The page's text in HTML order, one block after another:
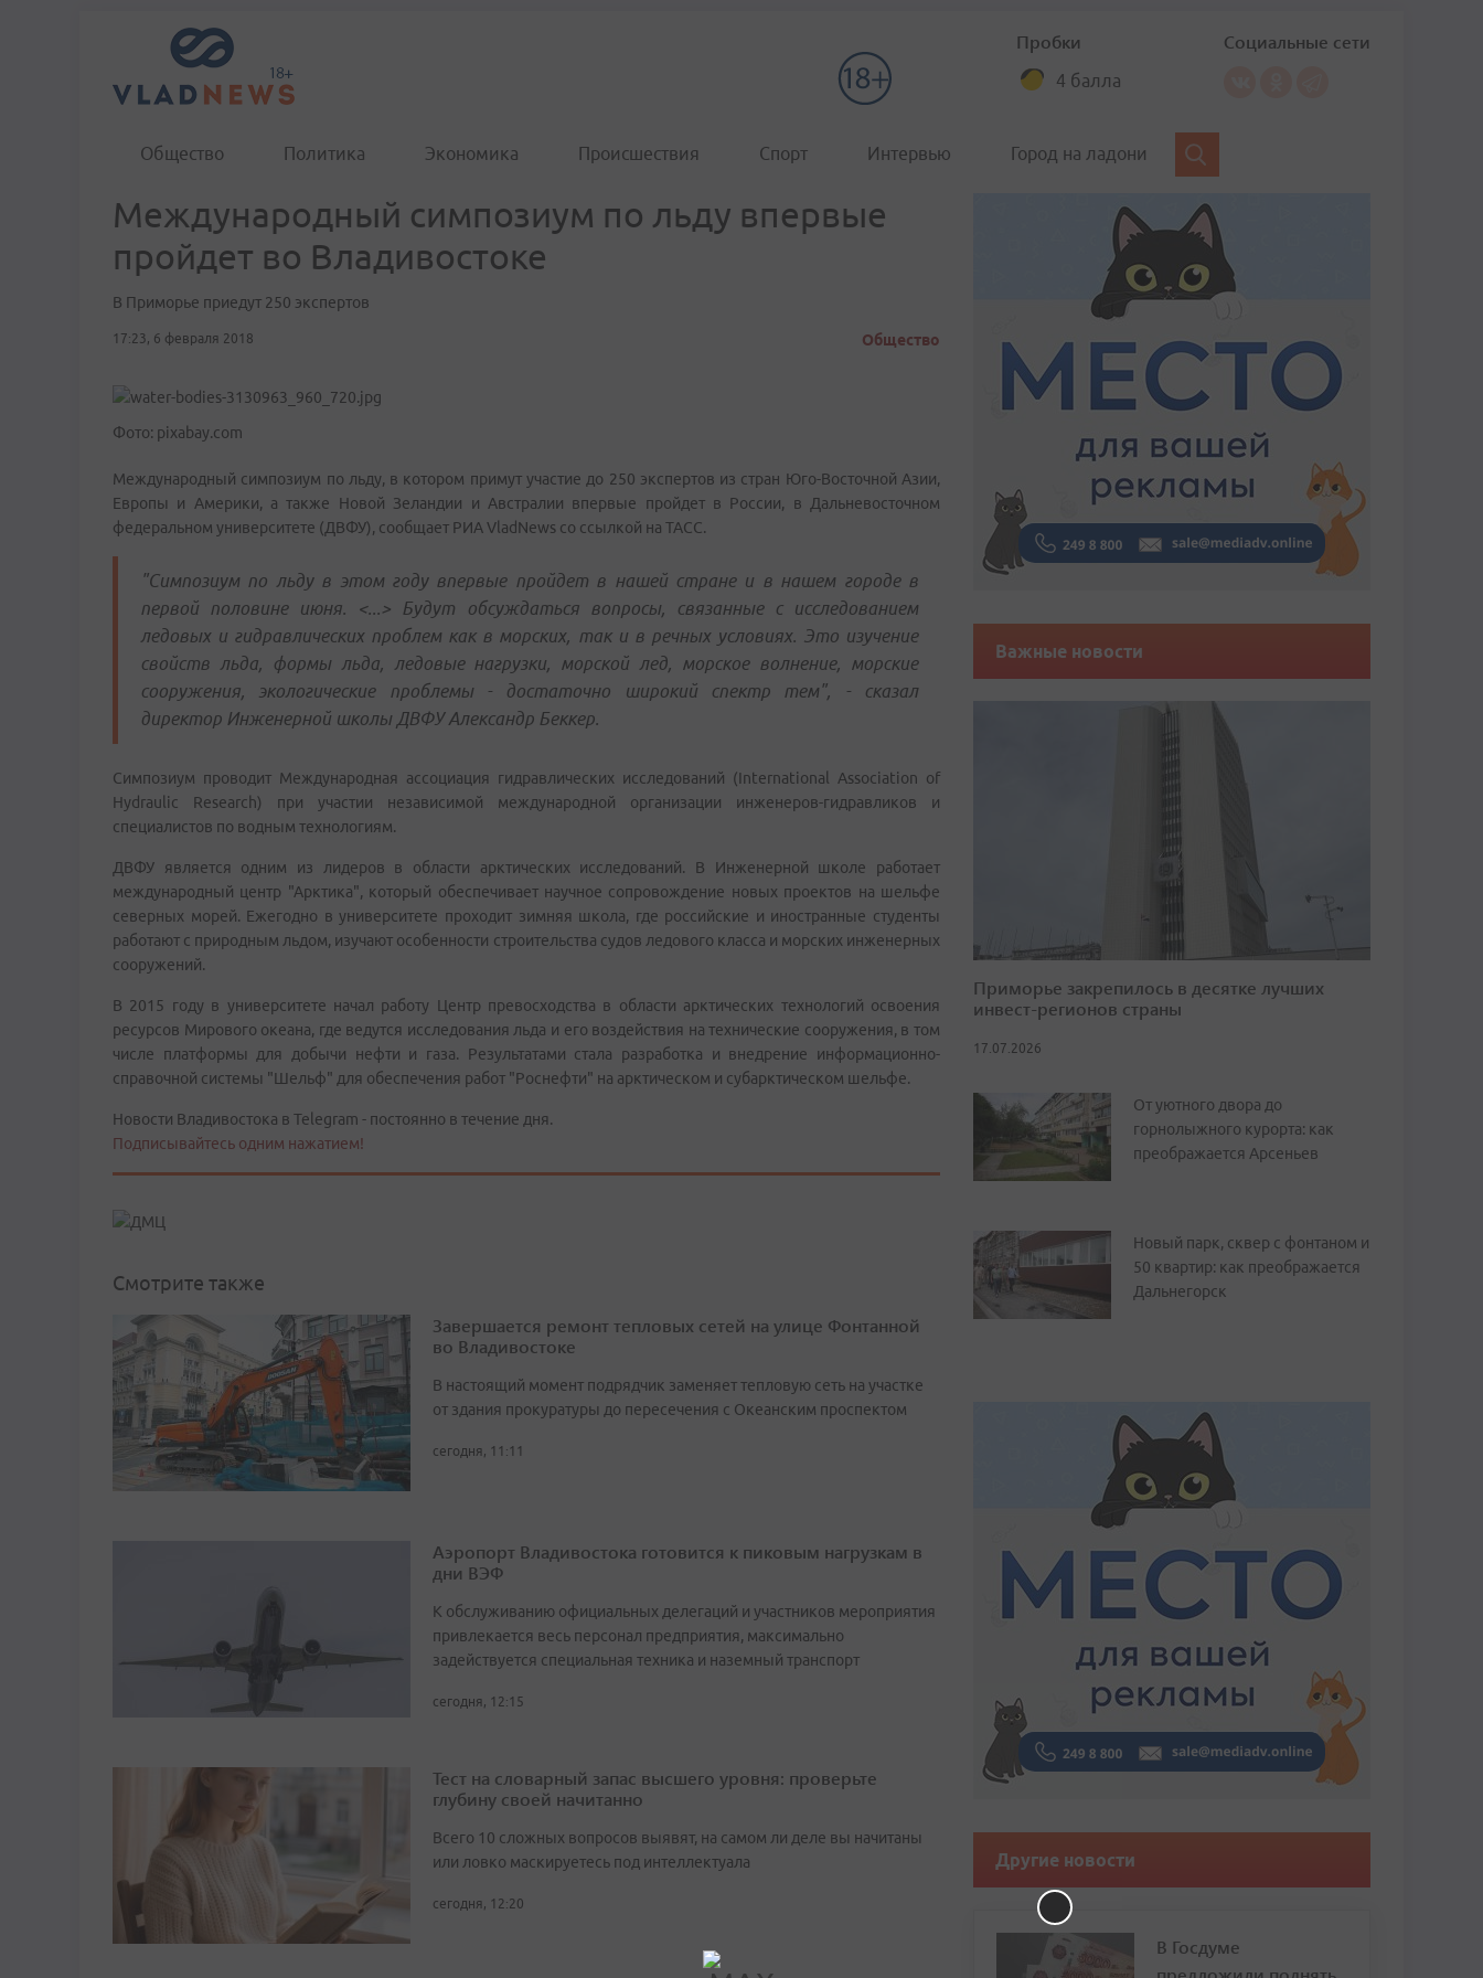
Пробки
4 балла
Социальные сети
Общество Политика Экономика Происшествия Спорт Интервью Город на ладони
Международный симпозиум по льду впервые
пройдет во Владивостоке
В Приморье приедут 250 экспертов
17:23, 6 февраля 2018 Общество
Фото: pixabay.com
Международный симпозиум по льду, в котором примут участие до 250 экспертов из стран Юго-Восточной Азии,
Европы и Америки, а также Новой Зеландии и Австралии впервые пройдет в России, в Дальневосточном
федеральном университете (ДВФУ), сообщает РИА VladNews со ссылкой на ТАСС.
"Симпозиум по льду в этом году впервые пройдет в нашей стране и в нашем городе в
первой половине июня. <...> Будут обсуждаться вопросы, связанные с исследованием
ледовых и гидравлических проблем как в морских, так и в речных условиях. Это изучение
свойств льда, формы льда, ледовые нагрузки, морской лед, морское волнение, морские
сооружения, экологические проблемы - достаточно широкий спектр тем", - сказал
директор Инженерной школы ДВФУ Александр Беккер.
Симпозиум проводит Международная ассоциация гидравлических исследований (International Association of
Hydraulic Research) при участии независимой международной организации инженеров-гидравликов и
специалистов по водным технологиям.
ДВФУ является одним из лидеров в области арктических исследований. В Инженерной школе работает
международный центр "Арктика", который обеспечивает научное сопровождение новых проектов на шельфе
северных морей. Ежегодно в университете проходит зимняя школа, где российские и иностранные студенты
работают с природным льдом, изучают особенности строительства судов ледового класса и морских инженерных
сооружений.
В 2015 году в университете начал работу Центр превосходства в области арктических технологий освоения
ресурсов Мирового океана, где ведутся исследования льда и его воздействия на технические сооружения, в том
числе платформы для добычи нефти и газа. Результатами стала разработка и внедрение информационно-
справочной системы "Шельф" для обеспечения работ "Роснефти" на арктическом и субарктическом шельфе.
Новости Владивостока в Telegram - постоянно в течение дня.
Подписывайтесь одним нажатием!
Смотрите также
Завершается ремонт тепловых сетей на улице Фонтанной
во Владивостоке
В настоящий момент подрядчик заменяет тепловую сеть на участке
от здания прокуратуры до пересечения с Океанским проспектом
сегодня, 11:11
Аэропорт Владивостока готовится к пиковым нагрузкам в
дни ВЭФ
К обслуживанию официальных делегаций и участников мероприятия
привлекается весь персонал предприятия, максимально
задействуется специальная техника и наземный транспорт
сегодня, 12:15
Тест на словарный запас высшего уровня: проверьте
глубину своей начитанно
Всего 10 сложных вопросов выявят, на самом ли деле вы начитаны
или ловко маскируетесь под интеллектуала
сегодня, 12:20
Важные новости
Приморье закрепилось в десятке лучших
инвест-регионов страны
17.07.2026
От уютного двора до
горнолыжного курорта: как
преображается Арсеньев
Новый парк, сквер с фонтаном и
50 квартир: как преображается
Дальнегорск
Другие новости
В Госдуме